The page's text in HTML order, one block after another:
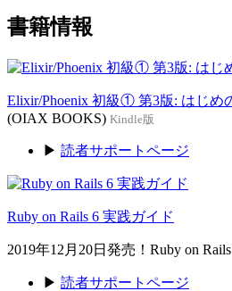
書籍情報
Elixir/Phoenix 初級① 第3版: はじめ
(OIAX BOOKS) Kindle版
▶ 読者サポートページ
Ruby on Rails 6 実践ガイド
2019年12月20日発売！Ruby on Rails
▶ 読者サポートページ